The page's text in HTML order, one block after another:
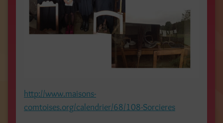
http://www.maisons-
comtoises.org/calendrier/68/108-Sorcieres